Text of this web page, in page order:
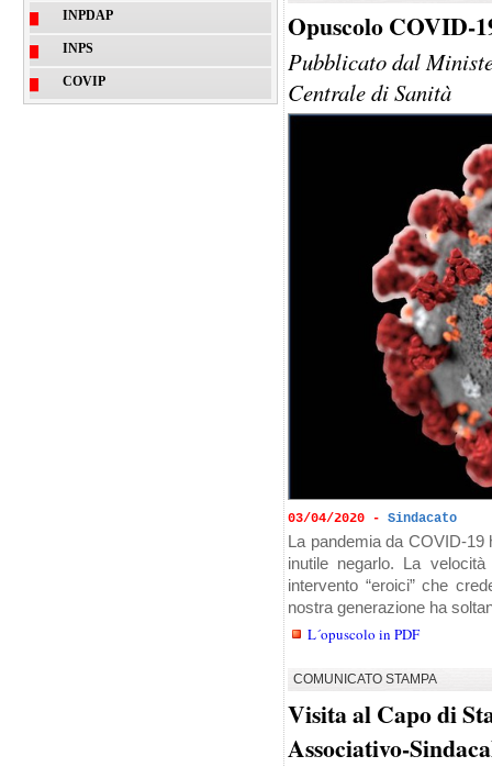
INPDAP
INPS
COVIP
Opuscolo COVID-
Pubblicato dal
Centrale di Sanità
03/04/2020 - Sindacato
La pandemia da COVID-
inutile negarlo. La
intervento “eroici” che
nostra generazione ha
L´opuscolo in PDF
COMUNICATO STAMPA
Visita al Capo di
Associativo-